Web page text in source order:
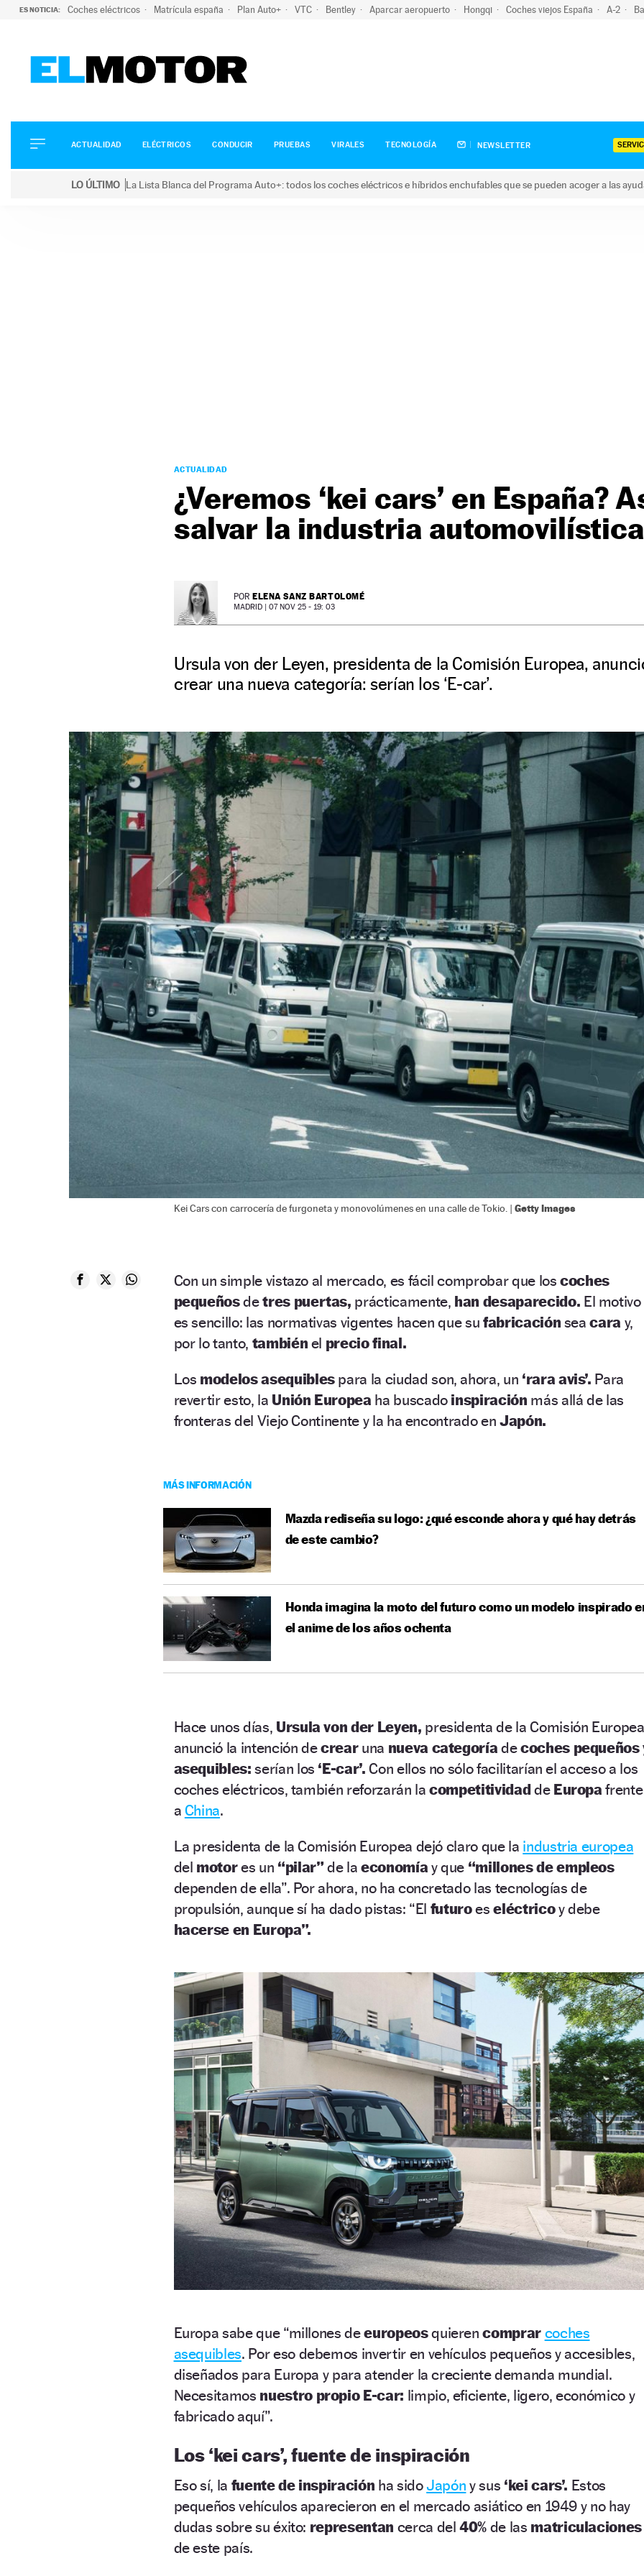
ES NOTICIA: Coches eléctricos Matrícula españa Plan Auto+ VTC Bentley Aparcar aeropuerto Hongqi Coches viejos España A-2
ELÉCTRICOS
CONDUCIR
ACTUALIDAD ELÉCTRICOS CONDUCIR PRUEBAS VIRALES TECNOLOGÍA NEWSLETTER
LO ÚLTIMO La Lista Blanca del Programa Auto+: todos los coches eléctricos e híbridos enchufables que se pueden acoger a las
ACTUALIDAD
¿Veremos ‘kei cars’ en España?
salvar la industria
POR ELENA SANZ BARTOLOMÉ
MADRID | 07 NOV 25 - 19: 03
Ursula von der Leyen, presidenta de la Comisión Europea,
crear una nueva categoría: serían los ‘E-car’.
Kei Cars con carrocería de furgoneta y monovolúmenes en una calle de Tokio. | Getty Images
Con un simple vistazo al mercado, es fácil comprobar que loscoches
pequeñosdetres puertas, prácticamente, han desaparecido. El motivo
es sencillo: las normativas vigentes hacen que su fabricación seacara y,
por lo tanto, también el precio final.
Los modelos asequiblespara la ciudad son, ahora, un ‘rara avis’. Para
revertir esto, la Unión Europea ha buscado inspiración más allá de las
fronteras del Viejo Continente y la ha encontrado en Japón.
MÁS INFORMACIÓN
Mazda rediseña su logo: ¿qué esconde ahora y qué hay detrás
de este cambio?
Honda imagina la moto del futuro como un modelo inspirado
el anime de los años ochenta
Hace unos días, Ursula von der Leyen, presidenta de la Comisión
anunció la intención decrearuna nueva categoríadecoches pequeños
asequibles:serían los ‘E-car’.Con ellos no sólo facilitarían el acceso a los
coches eléctricos, también reforzarán lacompetitividadde Europafrente
a China.
La presidenta de la Comisión Europea dejó claro que la industria europea
del motores un “pilar”de laeconomía y que “millones de empleos
dependen de ella”. Por ahora, no ha concretado las tecnologías de
propulsión, aunque sí ha dado pistas: “El futuroeseléctricoy debe
hacerse en Europa”.
Europa sabe que “millones deeuropeosquierencomprar coches
asequibles. Por eso debemos invertir en vehículos pequeños y accesibles,
diseñados para Europa y para atender la creciente demanda mundial.
Necesitamos nuestro propio E-car: limpio, eficiente, ligero, económico y
fabricado aquí”.
Los ‘kei cars’, fuente de inspiración
Eso sí, la fuente de inspiración ha sidoJapón y sus ‘kei cars’. Estos
pequeños vehículos aparecieron en el mercado asiático en 1949 y no hay
dudas sobre su éxito: representan cerca del40% de las matriculaciones
de este país.